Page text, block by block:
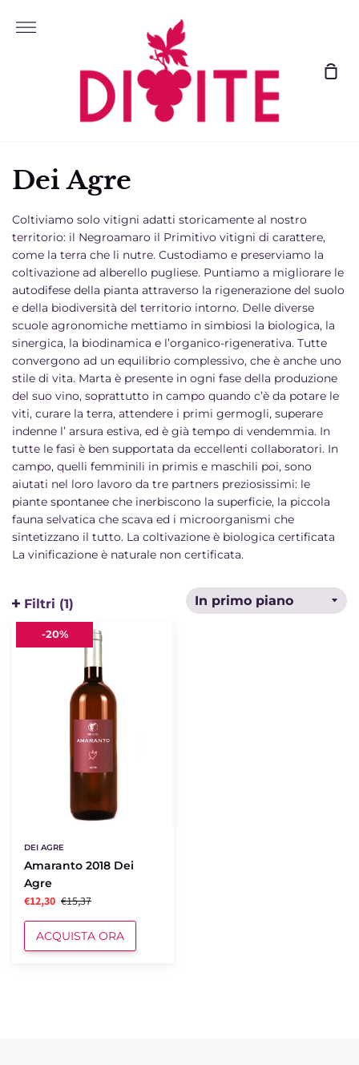
Più
Dei Agre
Coltiviamo solo vitigni adatti storicamente al nostro
territorio: il Negroamaro il Primitivo vitigni di carattere,
come la terra che li nutre. Custodiamo e preserviamo la
coltivazione ad alberello pugliese. Puntiamo a migliorare le
autodifese della pianta attraverso la rigenerazione del suolo
e della biodiversità del territorio intorno. Delle diverse
scuole agronomiche mettiamo in simbiosi la biologica, la
sinergica, la biodinamica e l’organico-rigenerativa. Tutte
convergono ad un equilibrio complessivo, che è anche uno
stile di vita. Marta è presente in ogni fase della produzione
del suo vino, soprattutto in campo quando c’è da potare le
viti, curare la terra, attendere i primi germogli, superare
indenne l’ arsura estiva, ed è già tempo di vendemmia. In
tutte le fasi è ben supportata da eccellenti collaboratori. In
campo, quelli femminili in primis e maschili poi, sono
aiutati nel loro lavoro da tre partners preziosissimi: le
piante spontanee che inerbiscono la superficie, la piccola
fauna selvatica che scava ed i microorganismi che
sintetizzano il tutto. La coltivazione è biologica certificata
La vinificazione è naturale non certificata.
Filtri (1)
Amaranto
2018
DEI AGRE
Amaranto 2018 Dei
Agre
€12,30 €15,37
ACQUISTA ORA
-20%